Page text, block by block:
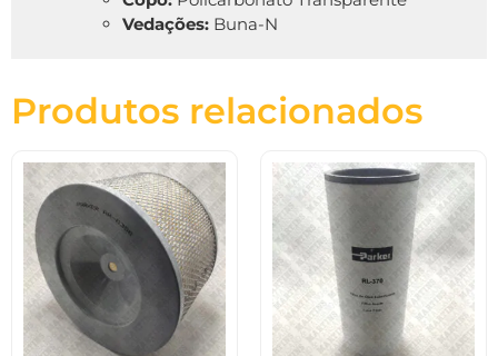
Vedações: Buna-N
Produtos relacionados